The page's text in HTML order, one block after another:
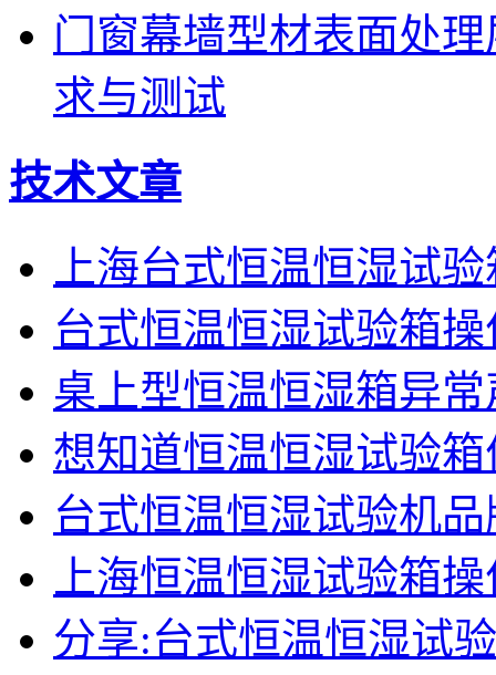
门窗幕墙型材表面处
求与测试
技术文章
上海台式恒温恒湿试
台式恒温恒湿试验箱
桌上型恒温恒湿箱异
想知道恒温恒湿试验
台式恒温恒湿试验机
上海恒温恒湿试验箱
分享:台式恒温恒湿试